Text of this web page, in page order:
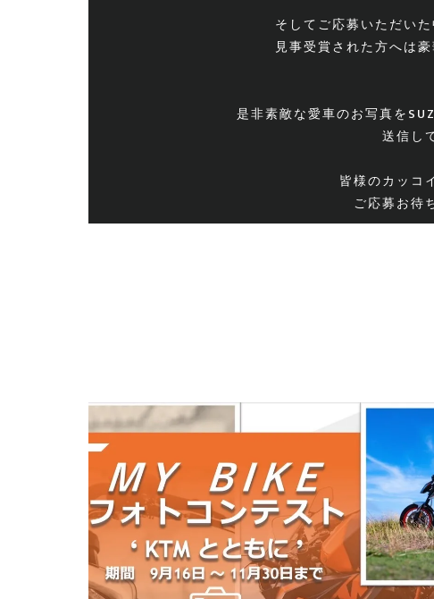
そしてご応募いただい
見事受賞された方へは
是非素敵な愛車のお写真を
送信し
皆様のカッコ
ご応募お待